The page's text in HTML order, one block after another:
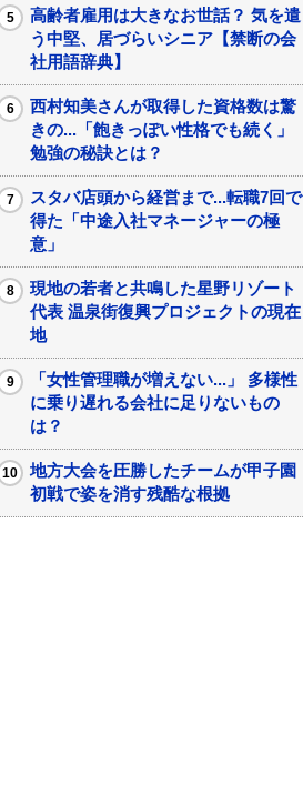
高齢者雇用は大きなお世話？ 気を遣
う中堅、居づらいシニア【禁断の会
社用語辞典】
西村知美さんが取得した資格数は驚
きの...「飽きっぽい性格でも続く」
勉強の秘訣とは？
スタバ店頭から経営まで...転職7回で
得た「中途入社マネージャーの極
意」
現地の若者と共鳴した星野リゾート
代表 温泉街復興プロジェクトの現在
地
「女性管理職が増えない...」 多様性
に乗り遅れる会社に足りないもの
は？
地方大会を圧勝したチームが甲子園
初戦で姿を消す残酷な根拠